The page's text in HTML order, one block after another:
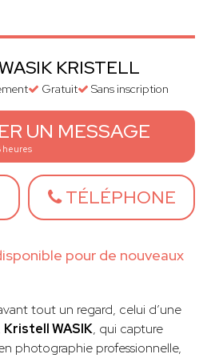
KRISTELL
Gratuit Sans inscription
UN MESSAGE
heures
TÉLÉPHONE
pour de nouveaux
tout un regard, celui d’une
Kristell WASIK, qui capture
photographie professionnelle,